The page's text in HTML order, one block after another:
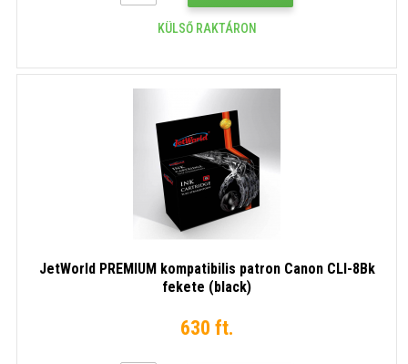
KÜLSŐ RAKTÁRON
JetWorld PREMIUM kompatibilis patron Canon CLI-8Bk
fekete (black)
630 ft.